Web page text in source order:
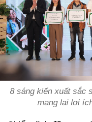
8 sáng kiến xuất sắc
mang lại lợi